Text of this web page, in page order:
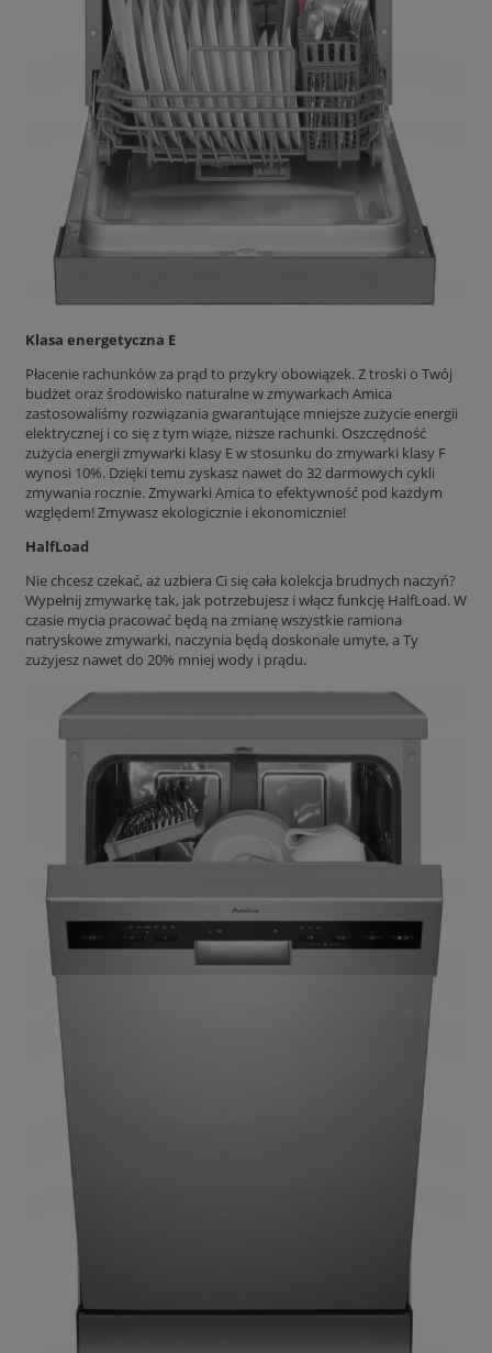
Klasa energetyczna E
Płacenie rachunków za prąd to przykry obowiązek. Z troski o Twój
budżet oraz środowisko naturalne w zmywarkach Amica
zastosowaliśmy rozwiązania gwarantujące mniejsze zużycie energii
elektrycznej i co się z tym wiąże, niższe rachunki. Oszczędność
zużycia energii zmywarki klasy E w stosunku do zmywarki klasy F
wynosi 10%. Dzięki temu zyskasz nawet do 32 darmowych cykli
zmywania rocznie. Zmywarki Amica to efektywność pod każdym
względem! Zmywasz ekologicznie i ekonomicznie!
HalfLoad
Nie chcesz czekać, aż uzbiera Ci się cała kolekcja brudnych naczyń?
Wypełnij zmywarkę tak, jak potrzebujesz i włącz funkcję HalfLoad. W
czasie mycia pracować będą na zmianę wszystkie ramiona
natryskowe zmywarki, naczynia będą doskonale umyte, a Ty
zużyjesz nawet do 20% mniej wody i prądu.